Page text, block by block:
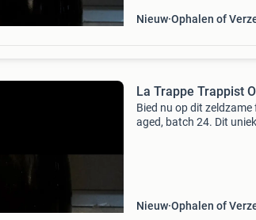
Nieuw Ophalen of
La Trappe Trappist
Bied nu op dit
aged, batch 24. Dit
Nieuw Ophalen of